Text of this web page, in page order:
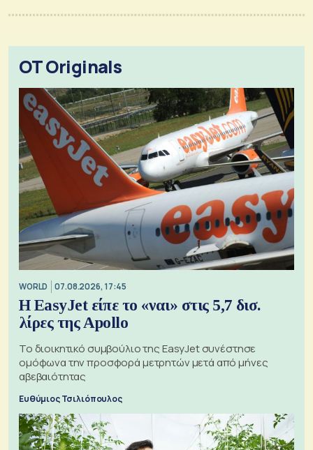
OT Originals
WORLD 07.08.2026, 17:45
Η EasyJet είπε το «ναι» στις 5,7 δισ.
λίρες της Apollo
Το διοικητικό συμβούλιο της EasyJet συνέστησε
ομόφωνα την προσφορά μετρητών μετά από μήνες
αβεβαιότητας
Ευθύμιος Τσιλιόπουλος